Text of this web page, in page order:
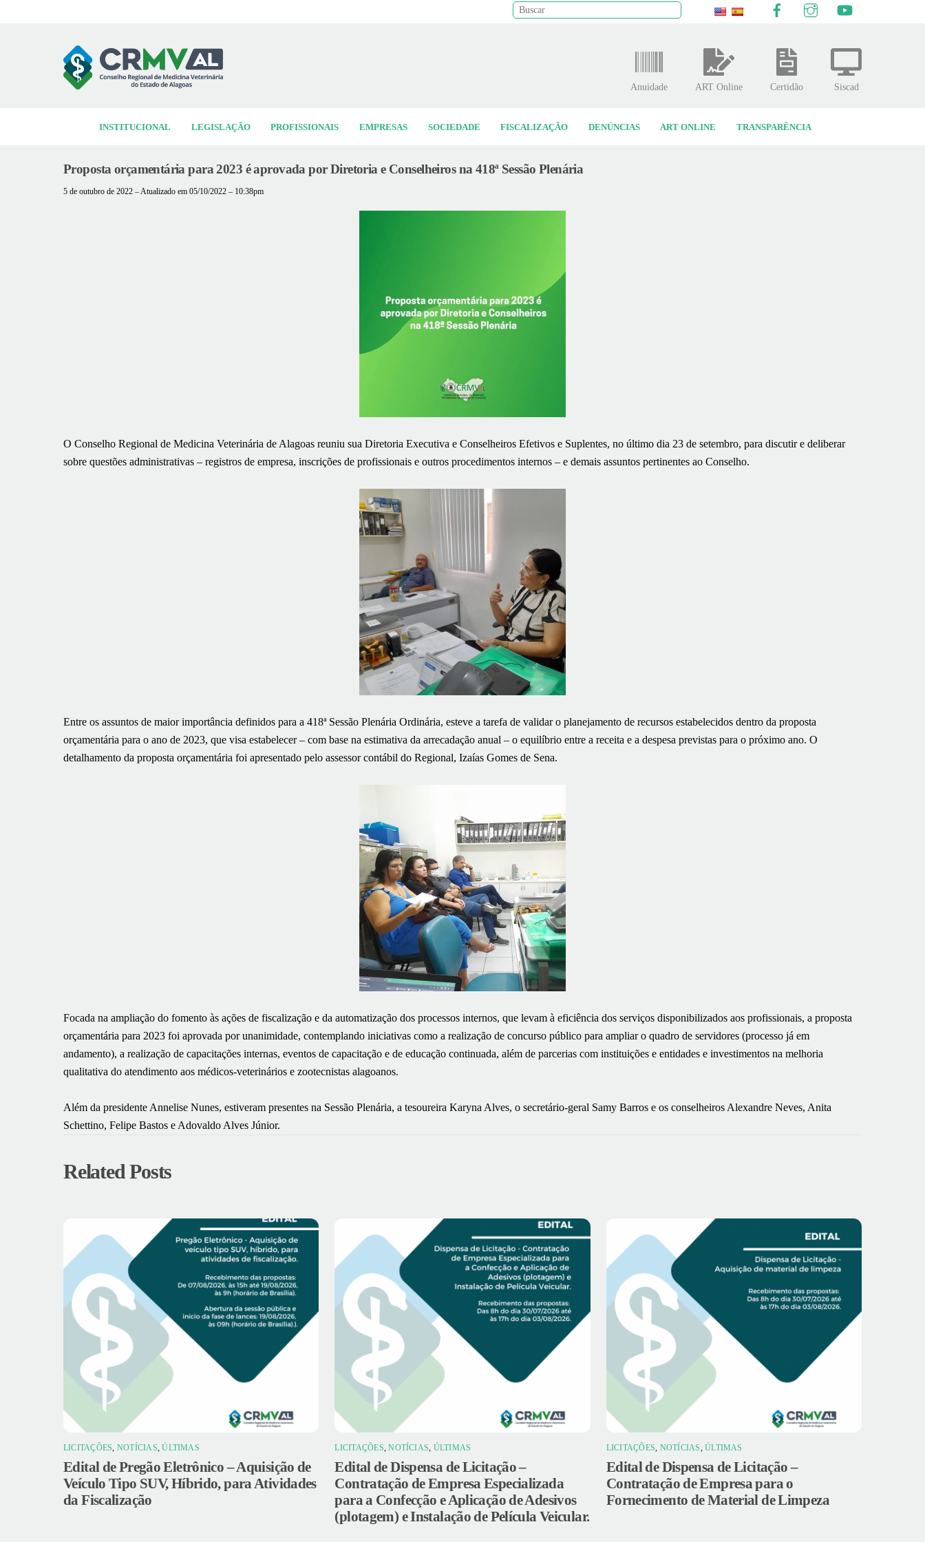
INSTITUCIONAL LEGISLAÇÃO PROFISSIONAIS EMPRESAS SOCIEDADE FISCALIZAÇÃO DENÚNCIAS ART ONLINE TRANSPARÊNCIA
Anuidade ART Online Certidão Siscad
Proposta orçamentária para 2023 é aprovada por Diretoria e Conselheiros na 418ª Sessão Plenária
5 de outubro de 2022 – Atualizado em 05/10/2022 – 10:38pm
O Conselho Regional de Medicina Veterinária de Alagoas reuniu sua Diretoria Executiva e Conselheiros Efetivos e Suplentes, no último dia 23 de setembro, para discutir e deliberar
sobre questões administrativas – registros de empresa, inscrições de profissionais e outros procedimentos internos – e demais assuntos pertinentes ao Conselho.
Entre os assuntos de maior importância definidos para a 418ª Sessão Plenária Ordinária, esteve a tarefa de validar o planejamento de recursos estabelecidos dentro da proposta
orçamentária para o ano de 2023, que visa estabelecer – com base na estimativa da arrecadação anual – o equilíbrio entre a receita e a despesa previstas para o próximo ano. O
detalhamento da proposta orçamentária foi apresentado pelo assessor contábil do Regional, Izaías Gomes de Sena.
Focada na ampliação do fomento às ações de fiscalização e da automatização dos processos internos, que levam à eficiência dos serviços disponibilizados aos profissionais, a proposta
orçamentária para 2023 foi aprovada por unanimidade, contemplando iniciativas como a realização de concurso público para ampliar o quadro de servidores (processo já em
andamento), a realização de capacitações internas, eventos de capacitação e de educação continuada, além de parcerias com instituições e entidades e investimentos na melhoria
qualitativa do atendimento aos médicos-veterinários e zootecnistas alagoanos.
Além da presidente Annelise Nunes, estiveram presentes na Sessão Plenária, a tesoureira Karyna Alves, o secretário-geral Samy Barros e os conselheiros Alexandre Neves, Anita
Schettino, Felipe Bastos e Adovaldo Alves Júnior.
Related Posts
LICITAÇÕES, NOTÍCIAS,ÚLTIMAS
Edital de Pregão Eletrônico – Aquisição de
Veículo Tipo SUV, Híbrido, para Atividades
da Fiscalização
LICITAÇÕES,NOTÍCIAS, ÚLTIMAS
Edital de Dispensa de Licitação –
Contratação de Empresa Especializada
para a Confecção e Aplicação de Adesivos
(plotagem) e Instalação de Película Veicular.
LICITAÇÕES, NOTÍCIAS,ÚLTIMAS
Edital de Dispensa de Licitação –
Contratação de Empresa para o
Fornecimento de Material de Limpeza